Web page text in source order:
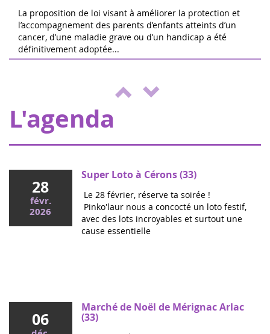
La proposition de loi visant à améliorer la protection et
l’accompagnement des parents d’enfants atteints d’un
cancer, d’une maladie grave ou d’un handicap a été
définitivement adoptée...
Ce mercredi, le député Vincent Thiébaut organisait avec
Grandir Sans Cancer et Eva pour la vie le colloque "Dons
de vie et lutte contre les cancers, maladies graves et
L'agenda
04
Les 24h de Boissy le Cutté
L'équipe de Running Pour L'espoir
d'animations au profit d'Eva pour la vie et
de l'ENVOL, pour soutenir les enfants m...
28
févr.
2026
Super Loto à Cérons (33)
Le 28 février, réserve ta soirée !
Pinko'laur nous a concocté un loto festif,
avec des lots incroyables et surtout une
cause essentielle
06
Marché de Noël de Mérignac Arlac
(33)